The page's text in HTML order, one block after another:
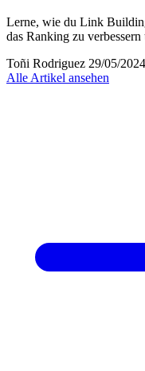
Lerne, wie du Link
das Ranking zu
Toñi Rodriguez 29/05/2024
Alle Artikel ansehen